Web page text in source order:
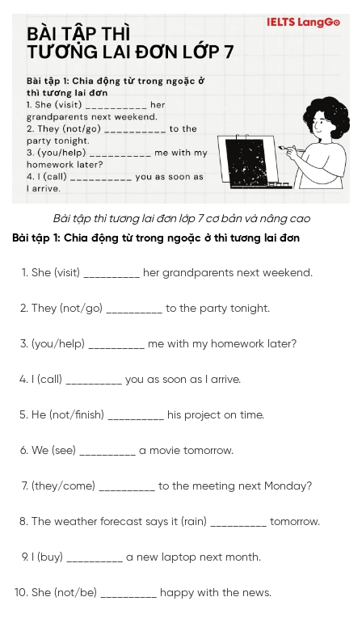
Bài tập thì tương lai đơn lớp 7 cơ bản và nâng cao
Bài tập 1: Chia động từ trong ngoặc ở thì tương lai đơn
She (visit) __________ her grandparents next weekend.
They (not/go) __________ to the party tonight.
(you/help) __________ me with my homework later?
I (call) __________ you as soon as I arrive.
He (not/finish) __________ his project on time.
We (see) __________ a movie tomorrow.
(they/come) __________ to the meeting next Monday?
The weather forecast says it (rain) __________ tomorrow.
I (buy) __________ a new laptop next month.
She (not/be) __________ happy with the news.